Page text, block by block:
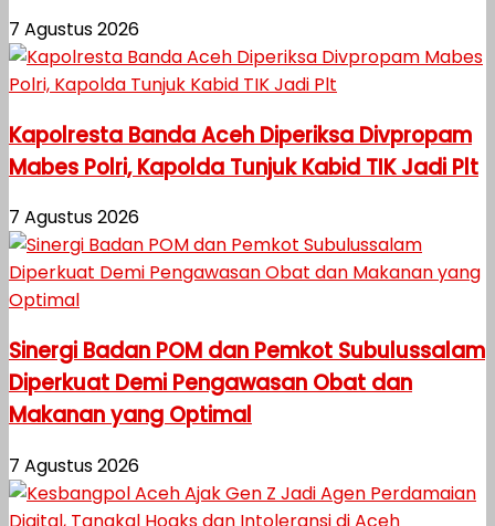
7 Agustus 2026
Kapolresta Banda Aceh Diperiksa Divpropam
Mabes Polri, Kapolda Tunjuk Kabid TIK Jadi Plt
7 Agustus 2026
Sinergi Badan POM dan Pemkot Subulussalam
Diperkuat Demi Pengawasan Obat dan
Makanan yang Optimal
7 Agustus 2026